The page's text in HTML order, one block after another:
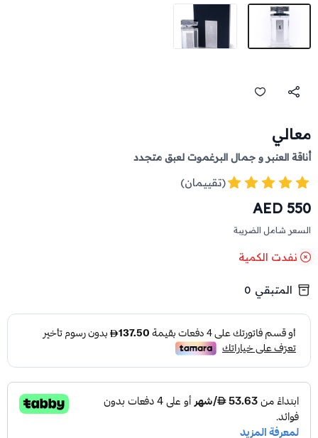
معالي
أناقة العنبر و جمال البرغموت لعبق متجدد
(تقييمان)
550 AED
السعر شامل الضريبة
نفدت الكمية
المتبقي 0